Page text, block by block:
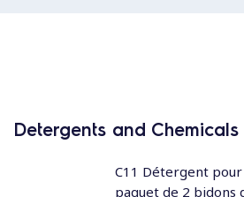
Detergents and
C11 Détergent
paquet de 2 bidons